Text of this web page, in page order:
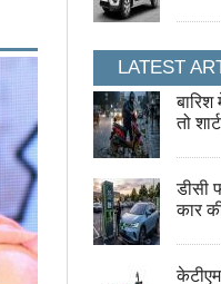
LATEST
तो
डीसी
कार